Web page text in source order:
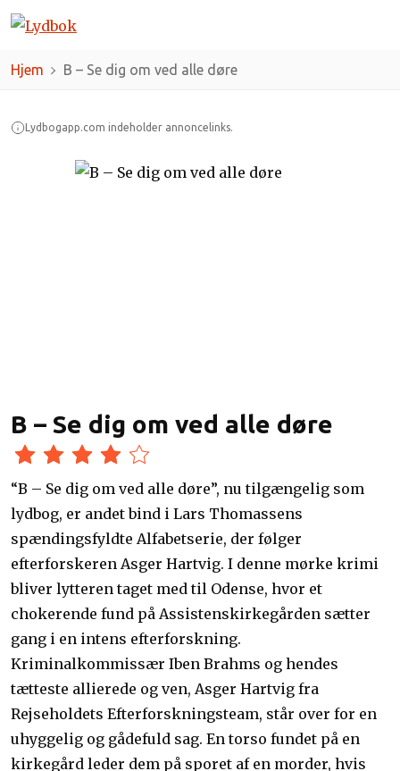
Hjem B – Se dig om ved alle døre
Lydbogapp.com indeholder annoncelinks.
B – Se dig om ved alle døre
“B – Se dig om ved alle døre”, nu tilgængelig som
lydbog, er andet bind i Lars Thomassens
spændingsfyldte Alfabetserie, der følger
efterforskeren Asger Hartvig. I denne mørke krimi
bliver lytteren taget med til Odense, hvor et
chokerende fund på Assistenskirkegården sætter
gang i en intens efterforskning.
Kriminalkommissær Iben Brahms og hendes
tætteste allierede og ven, Asger Hartvig fra
Rejseholdets Efterforskningsteam, står over for en
uhyggelig og gådefuld sag. En torso fundet på en
kirkegård leder dem på sporet af en morder, hvis